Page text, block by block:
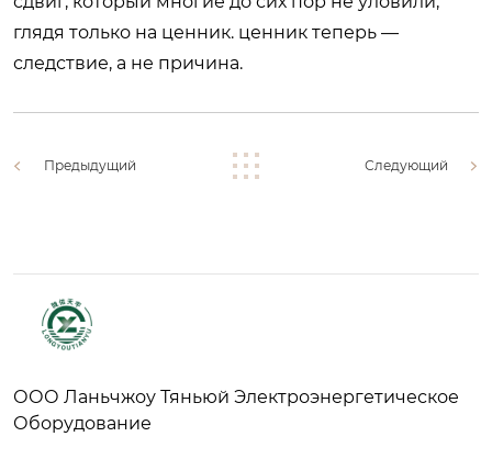
глядя только на ценник. ценник теперь —
следствие, а не причина.
Предыдущий Следующий
ООО Ланьчжоу Тяньюй Электроэнергетическое
Оборудование